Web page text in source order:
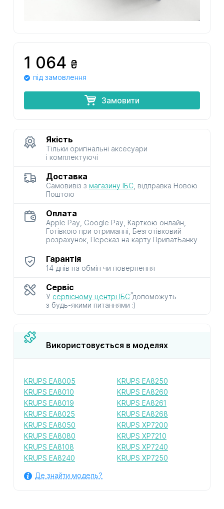
1 064 ₴
під замовлення
Замовити
Якість
Тільки оригінальні аксесуари
і комплектуючі
Доставка
Самовивіз з магазину ІБС , відправка Новою
Поштою
Оплата
Apple Pay, Google Pay, Карткою онлайн,
Готівкою при отриманні, Безготівковий
розрахунок, Переказ на карту ПриватБанку
Гарантія
14 днів на обмін чи повернення
Сервіс
У сервісному центрі ІБСдопоможуть
з будь-якими питаннями :)
Використовується в моделях
KRUPS EA8005
KRUPS EA8010
KRUPS EA8019
KRUPS EA8025
KRUPS EA8050
KRUPS EA8080
KRUPS EA8108
KRUPS EA8240
KRUPS EA8250
KRUPS EA8260
KRUPS EA8261
KRUPS EA8268
KRUPS XP7200
KRUPS XP7210
KRUPS XP7240
KRUPS XP7250
Де знайти модель?